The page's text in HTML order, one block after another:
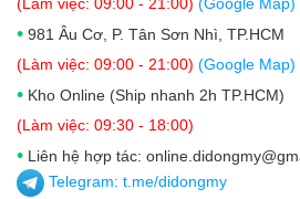
lớn đến những chi tiết cận cảnh.
• 981 Âu Cơ, P. Tân Sơn Nhì, TP.HCM
(Làm việc: 09:00 - 21:00) (Google Map)
• Kho Online (Ship nhanh 2h TP.HCM)
(Làm việc: 09:30 - 18:00)
• Liên hệ hợp tác:
Telegram: t.me/didongmy